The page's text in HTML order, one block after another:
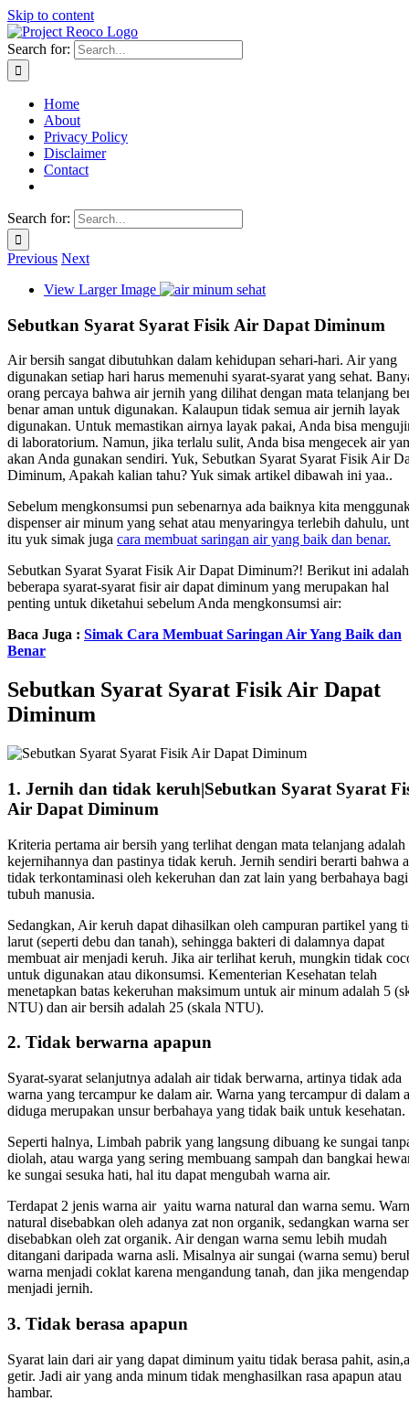
Skip to content
Search for:
Home
About
Privacy Policy
Disclaimer
Contact
Search for:
Previous Next
View Larger Image
Sebutkan Syarat Syarat Fisik Air Dapat Diminum
Air bersih sangat dibutuhkan dalam kehidupan sehari-hari. Air yang
digunakan setiap hari harus memenuhi syarat-syarat yang sehat.
orang percaya bahwa air jernih yang dilihat dengan mata telanjang
benar aman untuk digunakan. Kalaupun tidak semua air jernih layak
digunakan. Untuk memastikan airnya layak pakai, Anda bisa
di laboratorium. Namun, jika terlalu sulit, Anda bisa mengecek air
akan Anda gunakan sendiri. Yuk, Sebutkan Syarat Syarat Fisik Air
Diminum, Apakah kalian tahu? Yuk simak artikel dibawah ini yaa..
Sebelum mengkonsumsi pun sebenarnya ada baiknya kita
dispenser air minum yang sehat atau menyaringya terlebih dahulu,
itu yuk simak juga cara membuat saringan air yang baik dan benar.
Sebutkan Syarat Syarat Fisik Air Dapat Diminum?! Berikut ini adalah
beberapa syarat-syarat fisir air dapat diminum yang merupakan hal
penting untuk diketahui sebelum Anda mengkonsumsi air:
Baca Juga : Simak Cara Membuat Saringan Air Yang Baik dan
Benar
Sebutkan Syarat Syarat Fisik Air Dapat
Diminum
1. Jernih dan tidak keruh|Sebutkan Syarat Syarat
Air Dapat Diminum
Kriteria pertama air bersih yang terlihat dengan mata telanjang adalah
kejernihannya dan pastinya tidak keruh. Jernih sendiri berarti bahwa
tidak terkontaminasi oleh kekeruhan dan zat lain yang berbahaya bagi
tubuh manusia.
Sedangkan, Air keruh dapat dihasilkan oleh campuran partikel yang
larut (seperti debu dan tanah), sehingga bakteri di dalamnya dapat
membuat air menjadi keruh. Jika air terlihat keruh, mungkin tidak
untuk digunakan atau dikonsumsi. Kementerian Kesehatan telah
menetapkan batas kekeruhan maksimum untuk air minum adalah 5
NTU) dan air bersih adalah 25 (skala NTU).
2. Tidak berwarna apapun
Syarat-syarat selanjutnya adalah air tidak berwarna, artinya tidak ada
warna yang tercampur ke dalam air. Warna yang tercampur di dalam
diduga merupakan unsur berbahaya yang tidak baik untuk kesehatan.
Seperti halnya, Limbah pabrik yang langsung dibuang ke sungai
diolah, atau warga yang sering membuang sampah dan bangkai
ke sungai sesuka hati, hal itu dapat mengubah warna air.
Terdapat 2 jenis warna air yaitu warna natural dan warna semu.
natural disebabkan oleh adanya zat non organik, sedangkan warna
disebabkan oleh zat organik. Air dengan warna semu lebih mudah
ditangani daripada warna asli. Misalnya air sungai (warna semu)
warna menjadi coklat karena mengandung tanah, dan jika
menjadi jernih.
3. Tidak berasa apapun
Syarat lain dari air yang dapat diminum yaitu tidak berasa pahit,
getir. Jadi air yang anda minum tidak menghasilkan rasa apapun atau
hambar.